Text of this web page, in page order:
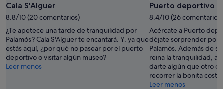
8
ago
noche,
8
ago
-
9
ago
fin
de
semana,
7
ago
-
9
Cala S'Alguer
8.8/10 (20 comentarios)
¿Te apetece una tarde de tranquilidad por
Palamós? Cala S'Alguer te encantará. Y, ya que
estás aquí, ¿por qué no pasear por el puerto
deportivo o visitar algún museo?
Leer menos
Puerto deportivo
8.4/10 (26 comentarios)
Acércate a Puerto
déjate sorprender por
Palamós. Además de
reina la tranquilidad,
darte algún que otro
recorrer la bonita costa.
Leer menos